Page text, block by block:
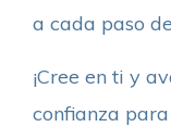
a cada paso
¡Cree en ti y
confianza